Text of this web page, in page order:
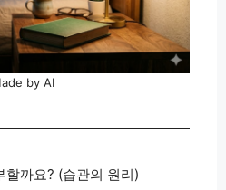
by AI
까요? (습관의 원리)